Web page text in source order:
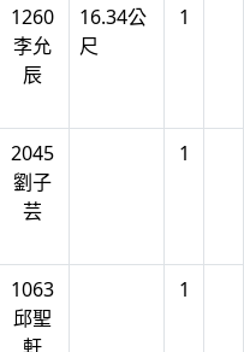
1260
李允
辰
16.34公
尺
1
2045
劉子
芸
1
1063
邱聖
1